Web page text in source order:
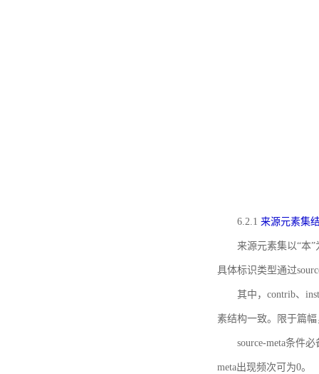
6.2.1 来源元素集
来源元素集以“本
具体标识类型通过
其中，contrib、
素结构一致。限于篇
source-meta条件
meta出现频次可为0。